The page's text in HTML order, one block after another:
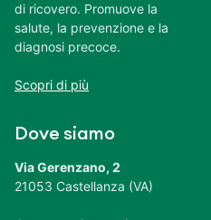
di ricovero. Promuove la
salute, la prevenzione e la
diagnosi precoce.
Scopri di più
Dove siamo
Via Gerenzano, 2
21053 Castellanza (VA)